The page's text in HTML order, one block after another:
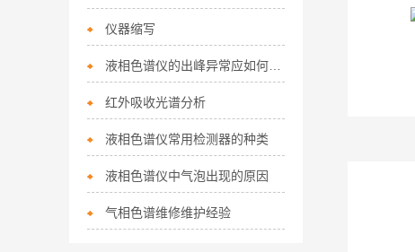
仪器缩写
红外吸收光谱分析
液相色谱仪常用检测器的种类
液相色谱仪中气泡出现的原因
气相色谱维修维护经验